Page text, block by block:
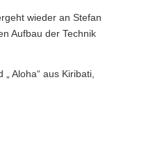
wieder an Stefan
Aufbau der Technik
Aloha“ aus Kiribati,